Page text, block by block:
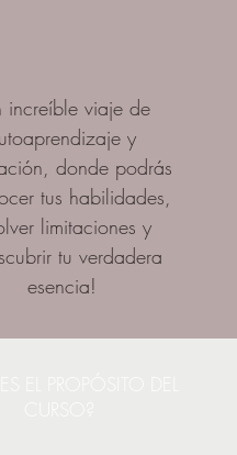
increíble viaje de
y
donde podrás
tus habilidades,
limitaciones y
tu verdadera
esencia!